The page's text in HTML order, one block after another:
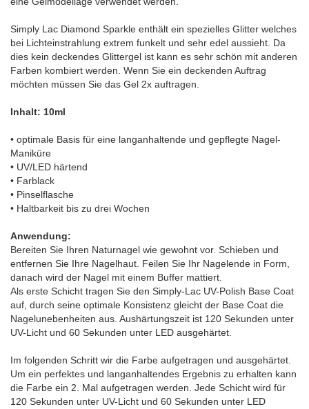
Simply Lac Diamond Sparkle enthält ein spezielles Glitter welches
bei Lichteinstrahlung extrem funkelt und sehr edel aussieht. Da
dies kein deckendes Glittergel ist kann es sehr schön mit anderen
Farben kombiert werden. Wenn Sie ein deckenden Auftrag
möchten müssen Sie das Gel 2x auftragen.
Inhalt: 10ml
• optimale Basis für eine langanhaltende und gepflegte Nagel-
Maniküre
• UV/LED härtend
• Farblack
• Pinselflasche
• Haltbarkeit bis zu drei Wochen
Anwendung:
Bereiten Sie Ihren Naturnagel wie gewohnt vor. Schieben und
entfernen Sie Ihre Nagelhaut. Feilen Sie Ihr Nagelende in Form,
danach wird der Nagel mit einem Buffer mattiert.
Als erste Schicht tragen Sie den Simply-Lac UV-Polish Base Coat
auf, durch seine optimale Konsistenz gleicht der Base Coat die
Nagelunebenheiten aus. Aushärtungszeit ist 120 Sekunden unter
UV-Licht und 60 Sekunden unter LED ausgehärtet.
Im folgenden Schritt wir die Farbe aufgetragen und ausgehärtet.
Um ein perfektes und langanhaltendes Ergebnis zu erhalten kann
die Farbe ein 2. Mal aufgetragen werden. Jede Schicht wird für
120 Sekunden unter UV-Licht und 60 Sekunden unter LED